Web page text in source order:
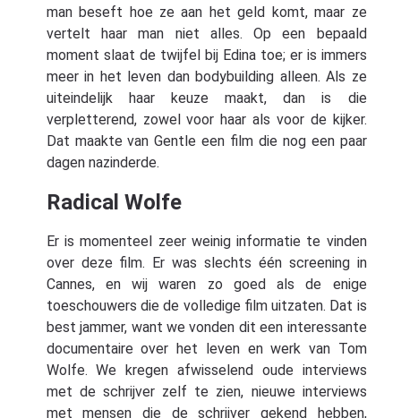
man beseft hoe ze aan het geld komt, maar ze
vertelt haar man niet alles. Op een bepaald
moment slaat de twijfel bij Edina toe; er is immers
meer in het leven dan bodybuilding alleen. Als ze
uiteindelijk haar keuze maakt, dan is die
verpletterend, zowel voor haar als voor de kijker.
Dat maakte van Gentle een film die nog een paar
dagen nazinderde.
Radical Wolfe
Er is momenteel zeer weinig informatie te vinden
over deze film. Er was slechts één screening in
Cannes, en wij waren zo goed als de enige
toeschouwers die de volledige film uitzaten. Dat is
best jammer, want we vonden dit een interessante
documentaire over het leven en werk van Tom
Wolfe. We kregen afwisselend oude interviews
met de schrijver zelf te zien, nieuwe interviews
met mensen die de schrijver gekend hebben,